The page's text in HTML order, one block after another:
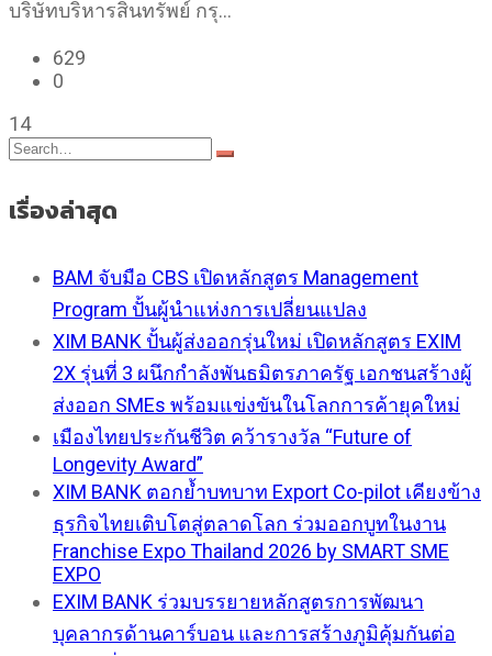
บริษัทบริหารสินทรัพย์ กรุ…
629
0
14
เรื่องล่าสุด
BAM จับมือ CBS เปิดหลักสูตร Management
Program ปั้นผู้นำแห่งการเปลี่ยนแปลง
XIM BANK ปั้นผู้ส่งออกรุ่นใหม่ เปิดหลักสูตร EXIM
2X รุ่นที่ 3 ผนึกกำลังพันธมิตรภาครัฐ เอกชนสร้างผู้
ส่งออก SMEs พร้อมแข่งขันในโลกการค้ายุคใหม่
เมืองไทยประกันชีวิต คว้ารางวัล “Future of
Longevity Award”
XIM BANK ตอกย้ำบทบาท Export Co-pilot เคียงข้าง
ธุรกิจไทยเติบโตสู่ตลาดโลก ร่วมออกบูทในงาน
Franchise Expo Thailand 2026 by SMART SME
EXPO
EXIM BANK ร่วมบรรยายหลักสูตรการพัฒนา
บุคลากรด้านคาร์บอน และการสร้างภูมิคุ้มกันต่อ